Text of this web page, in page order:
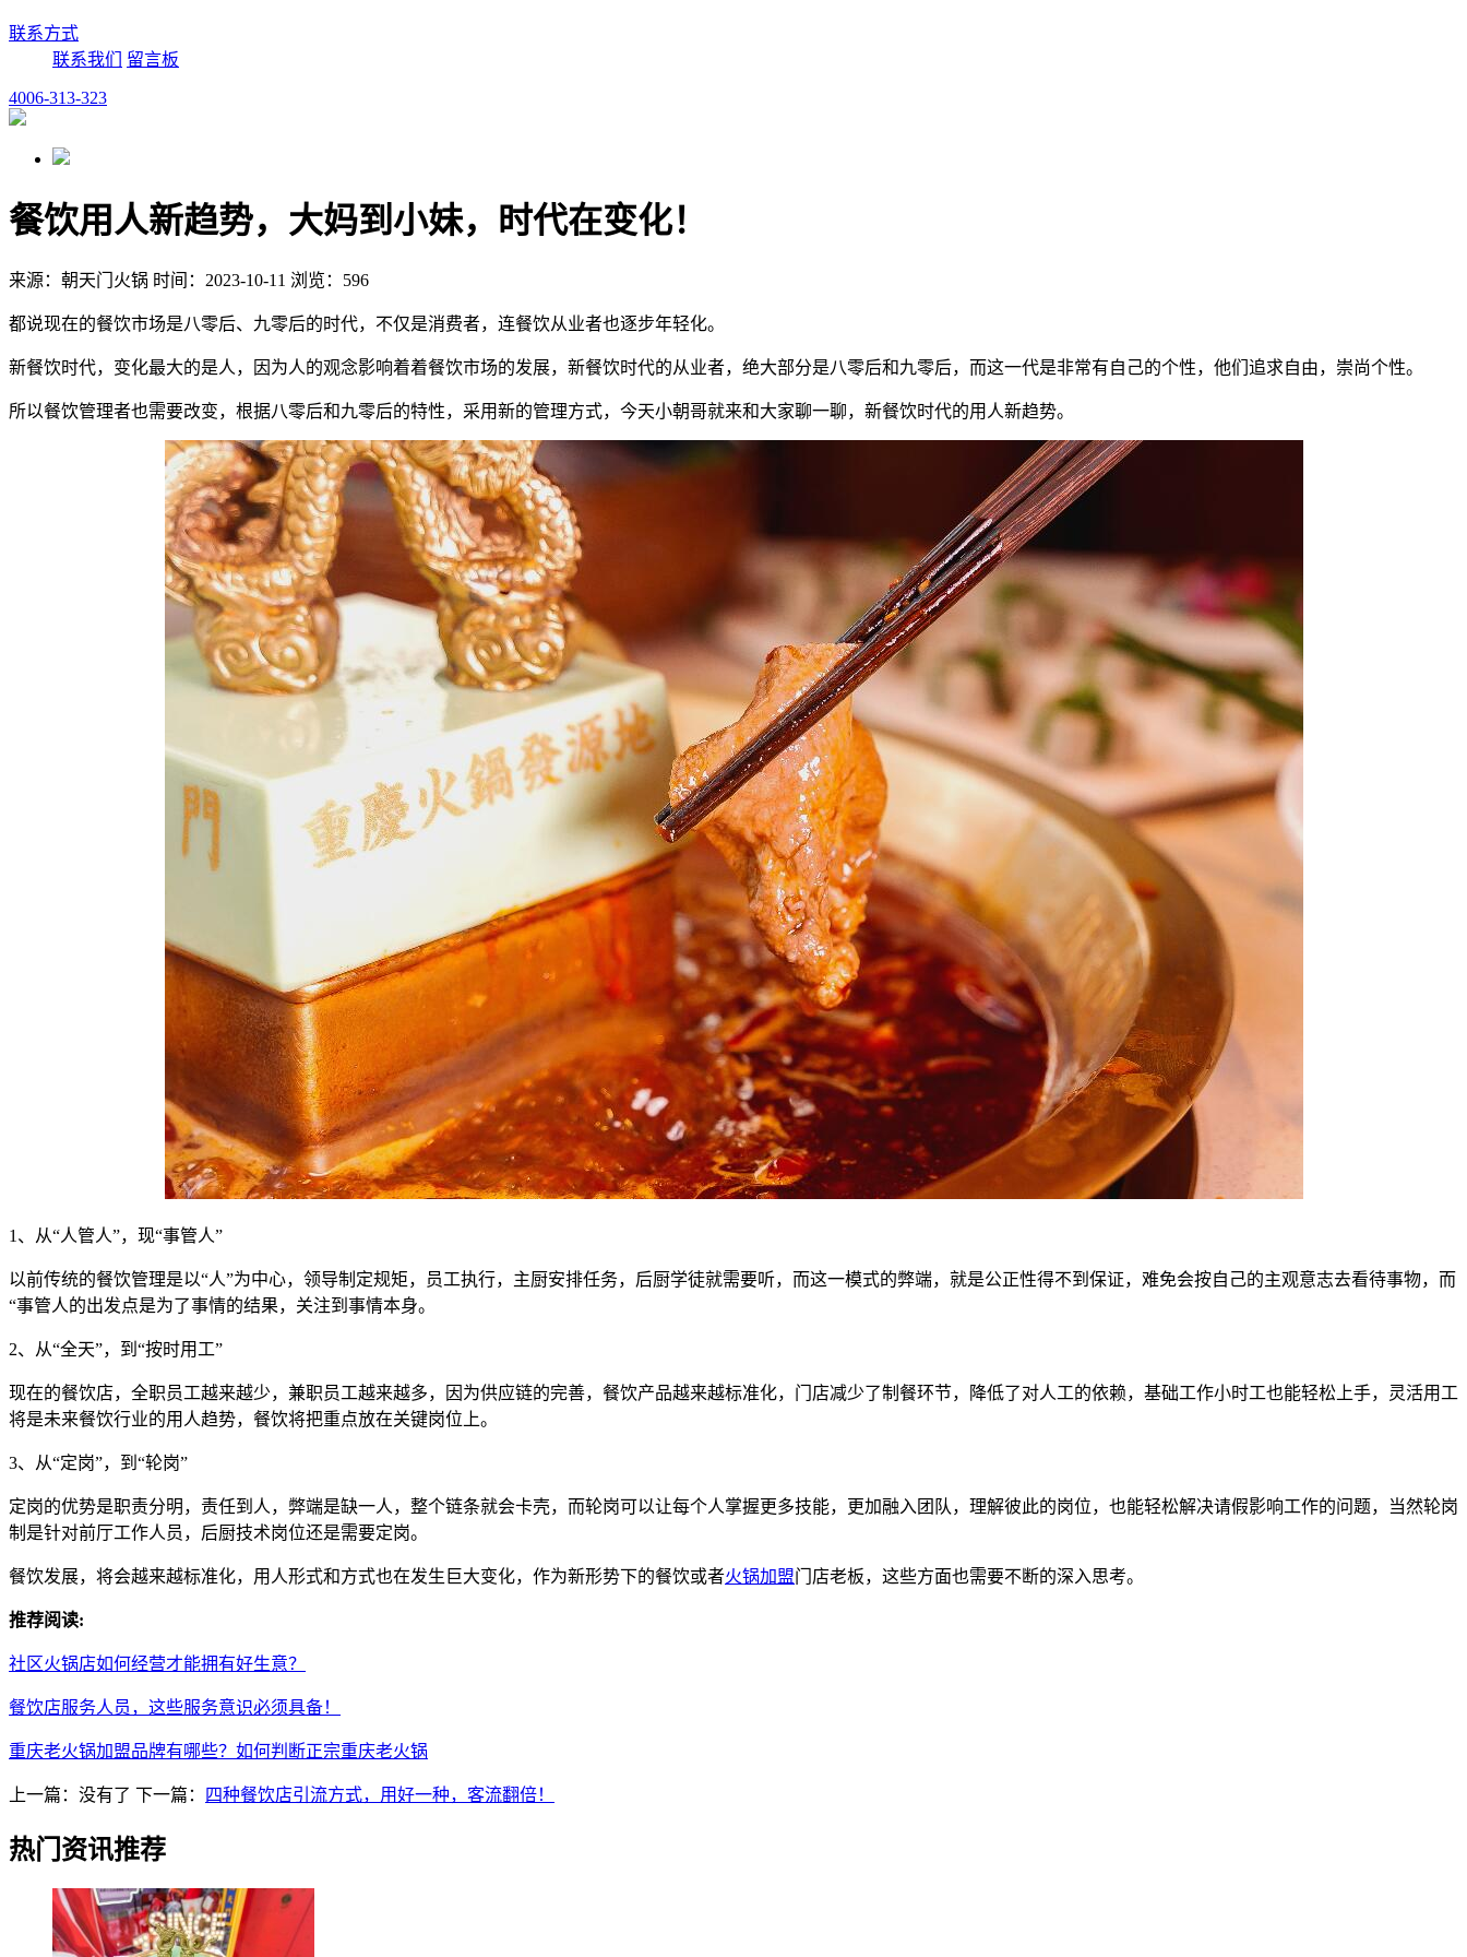
联系方式
联系我们
留言板
4006-313-323
餐饮用人新趋势，大妈到小妹，时代在变化！
来源：朝天门火锅 时间：2023-10-11 浏览：596
都说现在的餐饮市场是八零后、九零后的时代，不仅是消费者，连餐饮从业者也逐步年轻化。
新餐饮时代，变化最大的是人，因为人的观念影响着着餐饮市场的发展，新餐饮时代的从业者，绝大部分是八零后和九零后，而这一代是非常有自己的个性，他们追求自由，崇尚个性。
所以餐饮管理者也需要改变，根据八零后和九零后的特性，采用新的管理方式，今天小朝哥就来和大家聊一聊，新餐饮时代的用人新趋势。
1、从“人管人”，现“事管人”
以前传统的餐饮管理是以“人”为中心，领导制定规矩，员工执行，主厨安排任务，后厨学徒就需要听，而这一模式的弊端，就是公正性得不到保证，难免会按自己的主观意志去看待事物，而
“事管人的出发点是为了事情的结果，关注到事情本身。
2、从“全天”，到“按时用工”
现在的餐饮店，全职员工越来越少，兼职员工越来越多，因为供应链的完善，餐饮产品越来越标准化，门店减少了制餐环节，降低了对人工的依赖，基础工作小时工也能轻松上手，灵活用工
将是未来餐饮行业的用人趋势，餐饮将把重点放在关键岗位上。
3、从“定岗”，到“轮岗”
定岗的优势是职责分明，责任到人，弊端是缺一人，整个链条就会卡壳，而轮岗可以让每个人掌握更多技能，更加融入团队，理解彼此的岗位，也能轻松解决请假影响工作的问题，当然轮岗
制是针对前厅工作人员，后厨技术岗位还是需要定岗。
餐饮发展，将会越来越标准化，用人形式和方式也在发生巨大变化，作为新形势下的餐饮或者火锅加盟门店老板，这些方面也需要不断的深入思考。
推荐阅读:
社区火锅店如何经营才能拥有好生意？
餐饮店服务人员，这些服务意识必须具备！
重庆老火锅加盟品牌有哪些？如何判断正宗重庆老火锅
上一篇：没有了 下一篇： 四种餐饮店引流方式，用好一种，客流翻倍！
热门资讯推荐